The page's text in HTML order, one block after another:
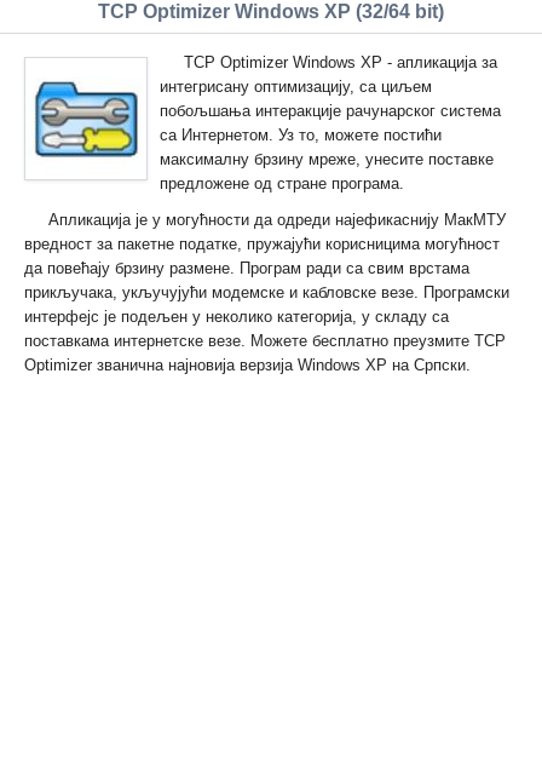
TCP Optimizer Windows XP (32/64 bit)
TCP Optimizer Windows XP - апликација за
интегрисану оптимизацију, са циљем
побољшања интеракције рачунарског система
са Интернетом. Уз то, можете постићи
максималну брзину мреже, унесите поставке
предложене од стране програма.
Апликација је у могућности да одреди најефикаснију МакМТУ
вредност за пакетне податке, пружајући корисницима могућност
да повећају брзину размене. Програм ради са свим врстама
прикључака, укључујући модемске и кабловске везе. Програмски
интерфејс је подељен у неколико категорија, у складу са
поставкама интернетске везе. Можете бесплатно преузмите TCP
Optimizer званична најновија верзија Windows XP на Српски.